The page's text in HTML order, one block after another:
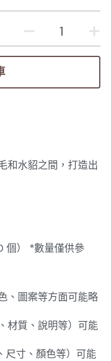
和水貂之間，打造出
個） *數量僅供參
、圖案等方面可能略
材質、說明等）可能
尺寸、顏色等）可能